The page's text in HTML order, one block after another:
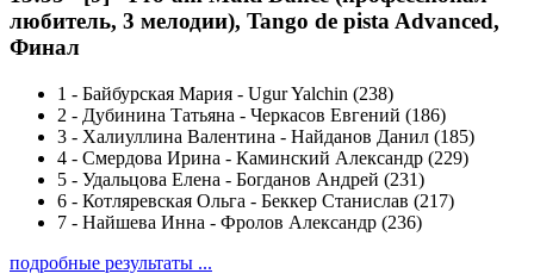
любитель, 3 мелодии), Tango de pista Advanced,
Финал
1 - Байбурская Мария - Ugur Yalchin (238)
2 - Дубинина Татьяна - Черкасов Евгений (186)
3 - Халиуллина Валентина - Найданов Данил (185)
4 - Смердова Ирина - Каминский Александр (229)
5 - Удальцова Елена - Богданов Андрей (231)
6 - Котляревская Ольга - Беккер Станислав (217)
7 - Найшева Инна - Фролов Александр (236)
подробные результаты ...